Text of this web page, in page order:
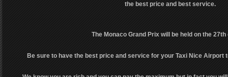
the best price and best service.
The Monaco Grand Prix will be held on the 27th
Be sure to have the best price and service for your Taxi Nice Airport